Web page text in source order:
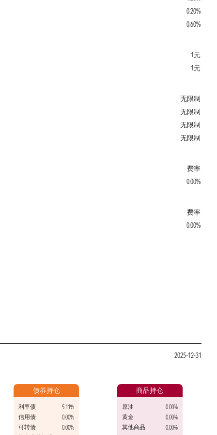
0.20%
0.60%
1元
1元
无限制
无限制
无限制
无限制
费率
0.00%
费率
0.00%
2025-12-31
债券持仓
利率债
5.11%
信用债
0.00%
可转债
0.00%
商品持仓
原油
0.00%
黄金
0.00%
其他商品
0.00%